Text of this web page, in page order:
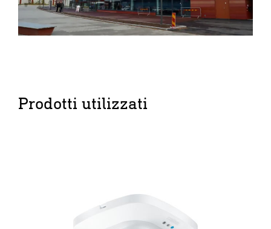
Prodotti utilizzati